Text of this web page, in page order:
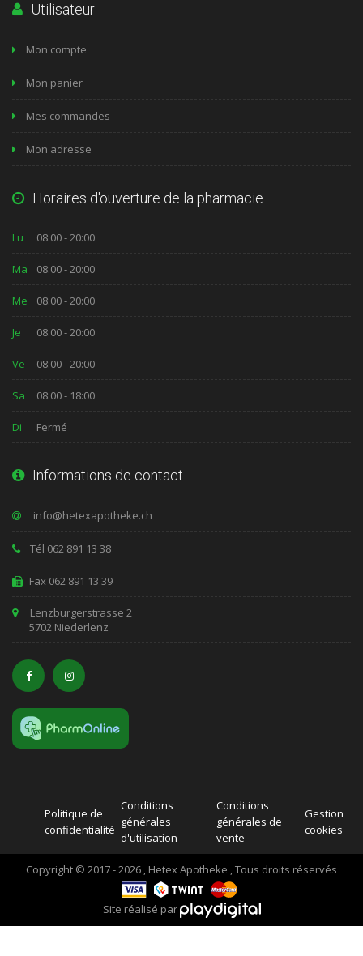
Utilisateur
Mon compte
Mon panier
Mes commandes
Mon adresse
Horaires d'ouverture de la pharmacie
Lu 08:00 - 20:00
Ma 08:00 - 20:00
Me 08:00 - 20:00
Je 08:00 - 20:00
Ve 08:00 - 20:00
Sa 08:00 - 18:00
Di Fermé
Informations de contact
Tél 062 891 13 38
Fax 062 891 13 39
Lenzburgerstrasse 2
5702 Niederlenz
Politique de
confidentialité
Conditions
générales
d'utilisation
Conditions
générales de
vente
Gestion
cookies
Copyright © 2017 - 2026 , Hetex Apotheke , Tous droits réservés
Site réalisé par